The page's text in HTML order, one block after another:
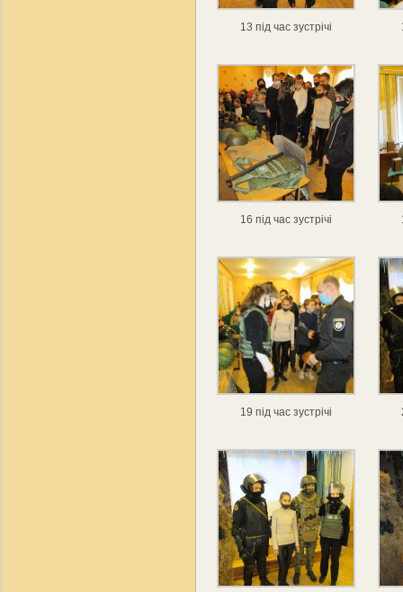
13 під час зустрічі
16 під час зустрічі
19 під час зустрічі